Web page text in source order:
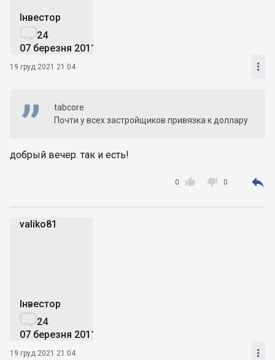
Інвестор
24
07 березня 2011
19 груд 2021 21:04 
tabcore
Почти у всех застройщиков привязка к доллару
добрый вечер. так и есть!

0  0 
valiko81
Інвестор
24
07 березня 2011
19 груд 2021 21:04 